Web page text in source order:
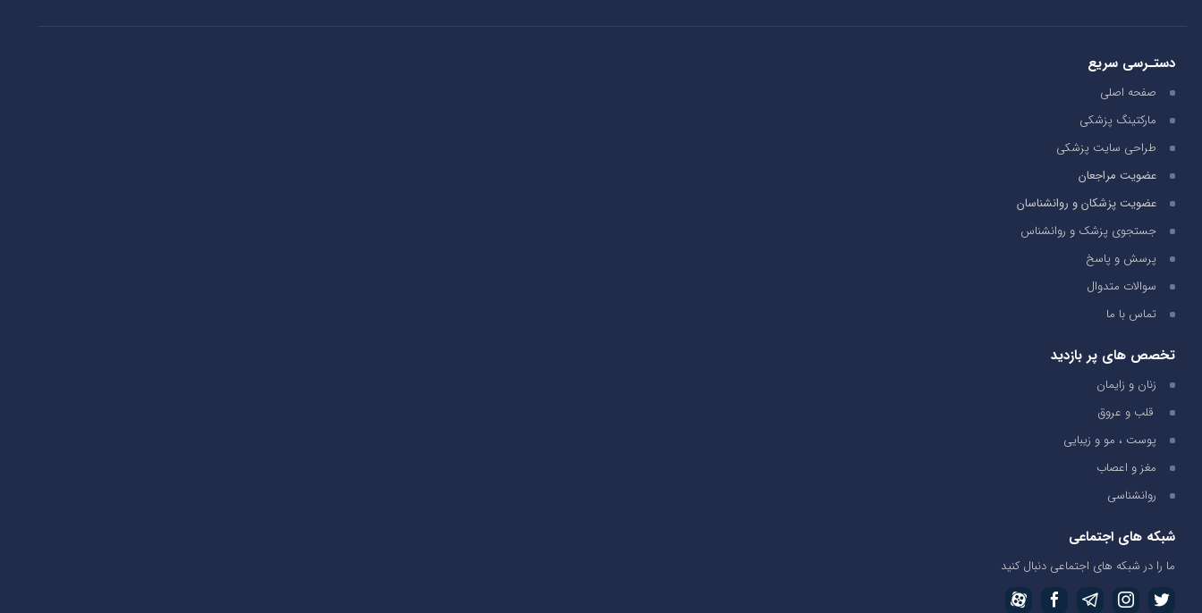
دستـرسی سریع
صفحه اصلی
مارکتینگ پزشکی
طراحی سایت پزشکی
عضویت مراجعان
عضویت پزشکان و روانشناسان
جستجوی پزشک و روانشناس
پرسش و پاسخ
سوالات متدوال
تماس با ما
تخصص های پر بازدید
زنان و زایمان
قلب و عروق
پوست ، مو و زیبایی
مغز و اعصاب
روانشناسی
شبکه های اجتماعی
ما را در شبکه های اجتماعی دنبال کنید